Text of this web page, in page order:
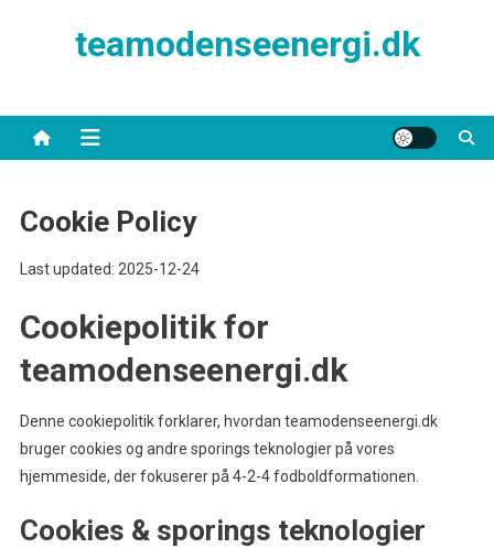
teamodenseenergi.dk
Cookie Policy
Last updated: 2025-12-24
Cookiepolitik for
teamodenseenergi.dk
Denne cookiepolitik forklarer, hvordan teamodenseenergi.dk
bruger cookies og andre sporings teknologier på vores
hjemmeside, der fokuserer på 4-2-4 fodboldformationen.
Cookies & sporings teknologier